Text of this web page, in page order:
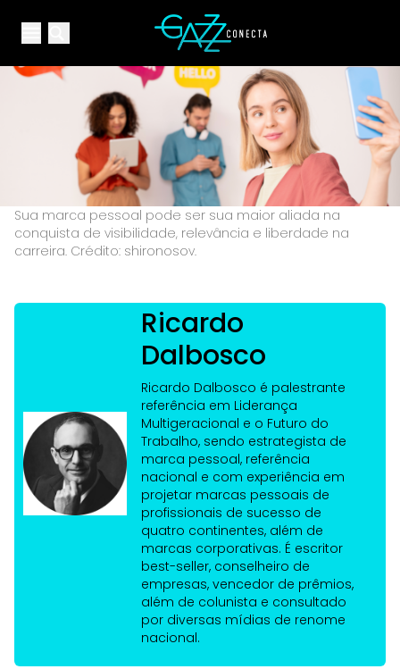
Open main menuYour Company
Sua marca pessoal pode ser sua maior aliada na
conquista de visibilidade, relevância e liberdade na
carreira. Crédito: shironosov.
Ricardo
Dalbosco
Ricardo Dalbosco é palestrante
referência em Liderança
Multigeracional e o Futuro do
Trabalho, sendo estrategista de
marca pessoal, referência
nacional e com experiência em
projetar marcas pessoais de
profissionais de sucesso de
quatro continentes, além de
marcas corporativas. É escritor
best-seller, conselheiro de
empresas, vencedor de prêmios,
além de colunista e consultado
por diversas mídias de renome
nacional.